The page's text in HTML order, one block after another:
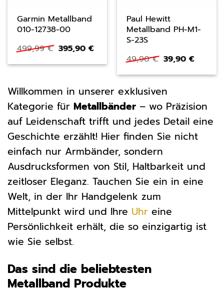
Garmin Metallband
010-12738-00
499,99€ Ursprünglicher
Preis
war:
395,90€Aktueller
ist:
395,90 €.
Paul Hewitt
Metallband PH-M1-
S-23S
49,90€ Ursprünglicher
Preis
war:
39,90€
ist:
Willkommen in unserer exklusiven
Kategorie für Metallbänder – wo Präzision
auf Leidenschaft trifft und jedes Detail eine
Geschichte erzählt! Hier finden Sie nicht
einfach nur Armbänder, sondern
Ausdrucksformen von Stil, Haltbarkeit und
zeitloser Eleganz. Tauchen Sie ein in eine
Welt, in der Ihr Handgelenk zum
Mittelpunkt wird und Ihre Uhr eine
Persönlichkeit erhält, die so einzigartig ist
wie Sie selbst.
Das sind die beliebtesten
Metallband Produkte